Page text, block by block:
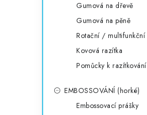
Gumová na dřevě
Gumová na pěně
Rotační / multifunkční
Kovová razítka
Pomůcky k razítkování
EMBOSSOVÁNÍ (horké)
Embossovací prášky